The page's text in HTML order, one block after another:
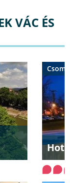
VÁC ÉS